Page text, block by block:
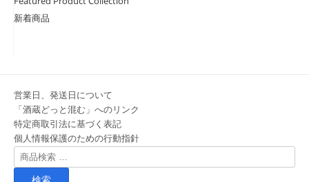
新着商品
営業日、発送日について
「酒蔵どっと混む」へのリンク
特定商取引法に基づく表記
個人情報保護のための行動指針
検
索